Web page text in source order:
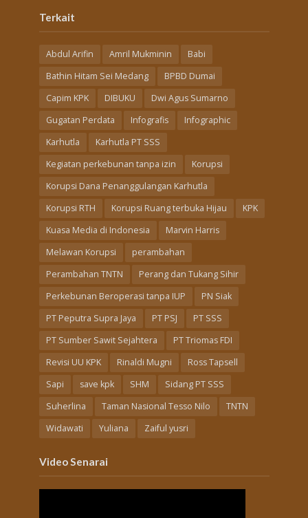
Terkait
Abdul Arifin Amril Mukminin
Babi
Bathin Hitam Sei Medang
BPBD Dumai
Capim KPK
DIBUKU
Dwi Agus Sumarno
Gugatan Perdata
Infografis
Infographic
Karhutla
Karhutla PT SSS
Kegiatan perkebunan tanpa izin
Korupsi
Korupsi Dana Penanggulangan Karhutla
Korupsi RTH
Korupsi Ruang terbuka Hijau
KPK
Kuasa Media di Indonesia
Marvin Harris
Melawan Korupsi
perambahan
Perambahan TNTN
Perang dan Tukang Sihir
Perkebunan Beroperasi tanpa IUP
PN Siak
PT Peputra Supra Jaya
PT PSJ
PT SSS
PT Sumber Sawit Sejahtera
PT Triomas FDI
Revisi UU KPK
Rinaldi Mugni
Ross Tapsell
Sapi
save kpk SHM
Sidang PT SSS
Suherlina
Taman Nasional Tesso Nilo
TNTN
Widawati
Yuliana Zaiful yusri
Video Senarai